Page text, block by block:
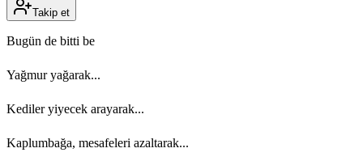
Takip et
Bugün de bitti be
Yağmur yağarak...
Kediler yiyecek arayarak...
Kaplumbağa, mesafeleri azaltarak...